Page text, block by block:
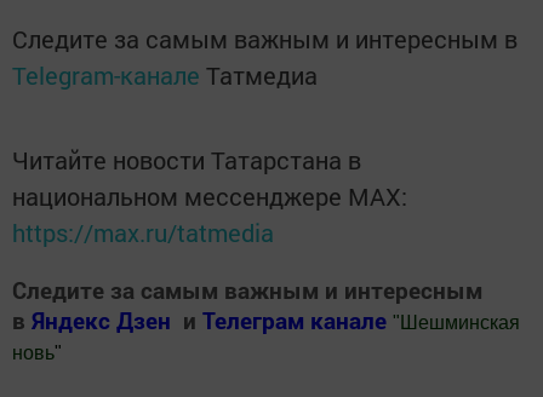
Следите за самым важным и интересным в
Telegram-канале Татмедиа
Читайте новости Татарстана в
национальном мессенджере MАХ:
https://max.ru/tatmedia
Следите за самым важным и интересным
в Яндекс Дзен и Телеграм канале " Шешминская
новь"